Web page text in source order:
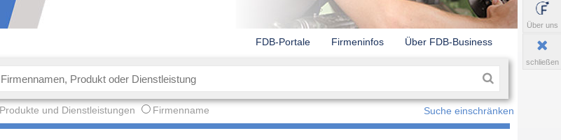
FDB-Portale Firmeninfos Über FDB-Business
Produkte und Dienstleistungen Firmenname Suche einschränken
Über uns
schließen